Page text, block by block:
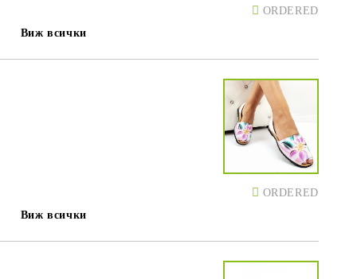
ORDERED
Виж всички
ORDERED
Виж всички